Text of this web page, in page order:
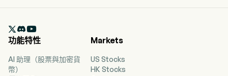

功能特性
AI 助理（股票與加密貨
幣）
Markets
US Stocks
HK Stocks